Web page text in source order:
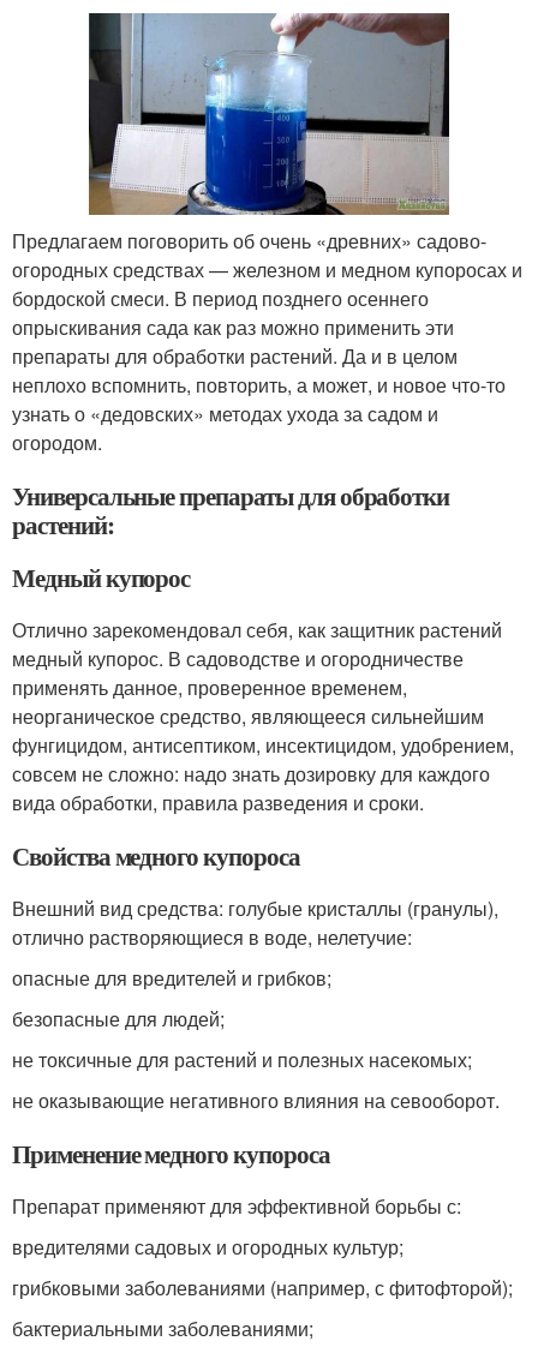
Предлагаем поговорить об очень «древних» садово-
огородных средствах — железном и медном купоросах и
бордоской смеси. В период позднего осеннего
опрыскивания сада как раз можно применить эти
препараты для обработки растений. Да и в целом
неплохо вспомнить, повторить, а может, и новое что-то
узнать о «дедовских» методах ухода за садом и
огородом.
Универсальные препараты для обработки
растений:
Медный купорос
Отлично зарекомендовал себя, как защитник растений
медный купорос. В садоводстве и огородничестве
применять данное, проверенное временем,
неорганическое средство, являющееся сильнейшим
фунгицидом, антисептиком, инсектицидом, удобрением,
совсем не сложно: надо знать дозировку для каждого
вида обработки, правила разведения и сроки.
Свойства медного купороса
Внешний вид средства: голубые кристаллы (гранулы),
отлично растворяющиеся в воде, нелетучие:
опасные для вредителей и грибков;
безопасные для людей;
не токсичные для растений и полезных насекомых;
не оказывающие негативного влияния на севооборот.
Применение медного купороса
Препарат применяют для эффективной борьбы с:
вредителями садовых и огородных культур;
грибковыми заболеваниями (например, с фитофторой);
бактериальными заболеваниями;